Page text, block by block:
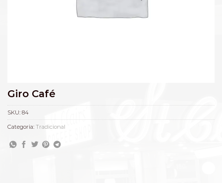
Giro Café
SKU: 84
Categoria: Tradicional